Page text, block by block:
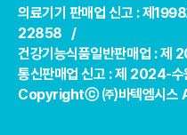
의료기기 판매업 신고 : 제
22858 /
건강기능식품일반판매업 :
통신판매업 신고 : 제 2024-
Copyrightⓒ ㈜바텍엠시스